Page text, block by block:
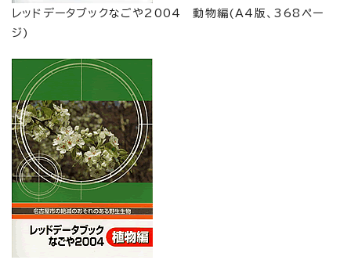
レッドデータブックなごや2004 動物編(A4版、368ペー
ジ)